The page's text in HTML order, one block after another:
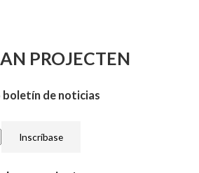
PROJECTEN
boletín de noticias